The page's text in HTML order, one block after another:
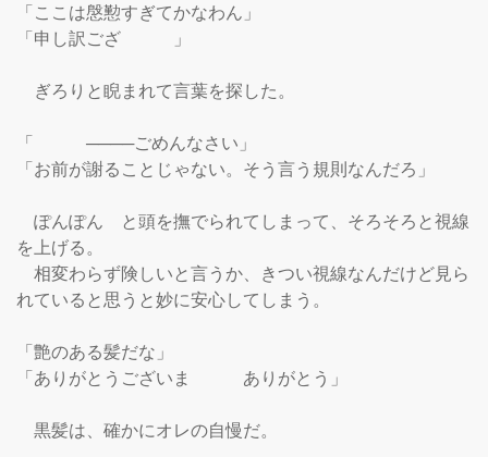
「ここは慇懃すぎてかなわん」
「申し訳ござ　　　」
ぎろりと睨まれて言葉を探した。
「　　　────ごめんなさい」
「お前が謝ることじゃない。そう言う規則なんだろ」
ぽんぽん　と頭を撫でられてしまって、そろそろと視線
を上げる。
相変わらず険しいと言うか、きつい視線なんだけど見ら
れていると思うと妙に安心してしまう。
「艶のある髪だな」
「ありがとうございま　　　ありがとう」
黒髪は、確かにオレの自慢だ。